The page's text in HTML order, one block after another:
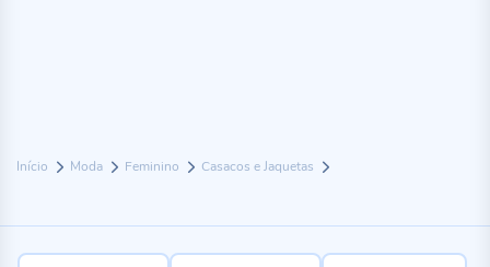
Início Moda Feminino Casacos e Jaquetas